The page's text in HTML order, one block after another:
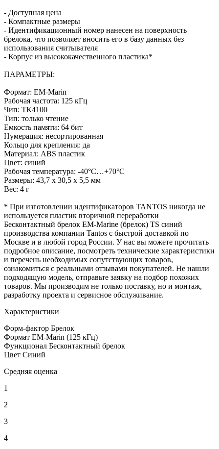
- Доступная цена
- Компактные размеры
- Идентификационный номер нанесен на поверхность
брелока, что позволяет вносить его в базу данных без
использования считывателя
- Корпус из высококачественного пластика*
ПАРАМЕТРЫ:
Формат: EM-Marin
Рабочая частота: 125 кГц
Чип: ТК4100
Тип: только чтение
Емкость памяти: 64 бит
Нумерация: несортированная
Кольцо для крепления: да
Материал: ABS пластик
Цвет: синий
Рабочая температура: -40°С…+70°С
Размеры: 43,7 х 30,5 х 5,5 мм
Вес: 4 г
* При изготовлении идентификаторов TANTOS никогда не
используется пластик вторичной переработки
Бесконтактный брелок EM-Marine (брелок) TS синий
производства компании Tantos с быстрой доставкой по
Москве и в любой город России. У нас вы можете прочитать
подробное описание, посмотреть технические характеристики
и перечень необходимых сопутствующих товаров,
ознакомиться с реальными отзывами покупателей. Не нашли
подходящую модель, отправьте заявку на подбор похожих
товаров. Мы производим не только поставку, но и монтаж,
разработку проекта и сервисное обслуживание.
Характеристики
Форм-фактор Брелок
Формат EM-Marin (125 кГц)
Функционал Бесконтактный брелок
Цвет Синий
Средняя оценка
1
2
3
4